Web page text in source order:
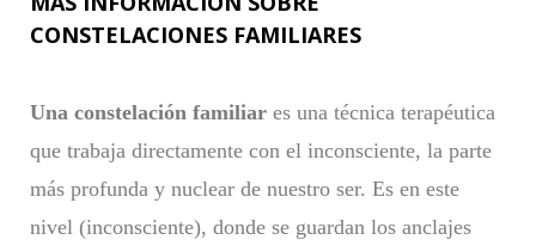
CONSTELACIONES FAMILIARES
Una constelación familiar es una técnica terapéutica
que trabaja directamente con el inconsciente, la parte
más profunda y nuclear de nuestro ser. Es en este
nivel (inconsciente), donde se guardan los anclajes